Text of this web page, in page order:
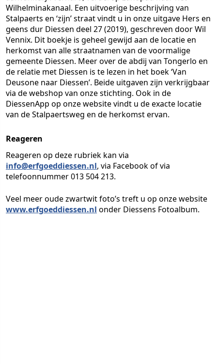
Wilhelminakanaal. Een uitvoerige beschrijving van
Stalpaerts en ‘zijn’ straat vindt u in onze uitgave Hers en
geens dur Diessen deel 27 (2019), geschreven door Wil
Vennix. Dit boekje is geheel gewijd aan de locatie en
herkomst van alle straatnamen van de voormalige
gemeente Diessen. Meer over de abdij van Tongerlo en
de relatie met Diessen is te lezen in het boek ‘Van
Deusone naar Diessen’. Beide uitgaven zijn verkrijgbaar
via de webshop van onze stichting. Ook in de
DiessenApp op onze website vindt u de exacte locatie
van de Stalpaertsweg en de herkomst ervan.
Reageren
Reageren op deze rubriek kan via
info@erfgoeddiessen.nl, via Facebook of via
telefoonnummer 013 504 213.
Veel meer oude zwartwit foto’s treft u op onze website
www.erfgoeddiessen.nl onder Diessens Fotoalbum.